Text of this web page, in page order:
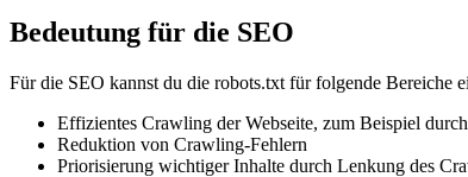
Bedeutung für die SEO
Für die SEO kannst du die robots.txt für folgende Bereiche
Effizientes Crawling der Webseite, zum Beispiel
Reduktion von Crawling-Fehlern
Priorisierung wichtiger Inhalte durch Lenkung des